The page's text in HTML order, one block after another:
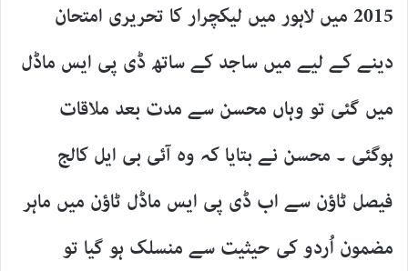
2015 میں لاہور میں لیکچرار کا تحریری امتحان
دینے کے لیے میں ساجد کے ساتھ ڈی پی ایس ماڈل
میں گئی تو وہاں محسن سے مدت بعد ملاقات
ہوگئی ۔ محسن نے بتایا کہ وہ آئی بی ایل کالج
فیصل ٹاؤن سے اب ڈی پی ایس ماڈل ٹاؤن میں ماہر
مضمون اُردو کی حیثیت سے منسلک ہو گیا تو